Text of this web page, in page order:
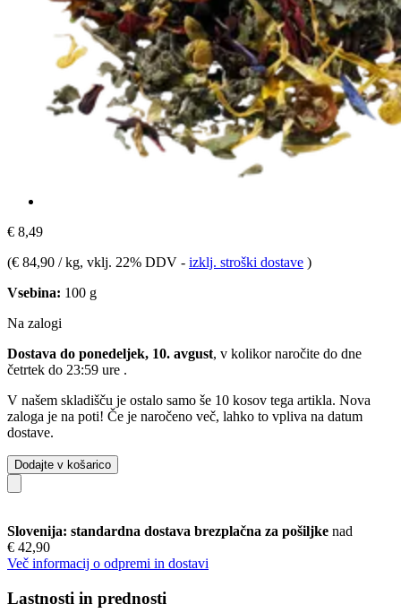
€ 8,49
(€ 84,90 / kg, vklj. 22% DDV - izklj. stroški dostave )
Vsebina: 100 g
Na zalogi
Dostava do ponedeljek, 10. avgust, v kolikor naročite do dne
četrtek do 23:59 ure .
V našem skladišču je ostalo samo še 10 kosov tega artikla. Nova
zaloga je na poti! Če je naročeno več, lahko to vpliva na datum
dostave.
Dodajte v košarico
Slovenija: standardna dostava brezplačna za pošiljke nad
€ 42,90
Več informacij o odpremi in dostavi
Lastnosti in prednosti